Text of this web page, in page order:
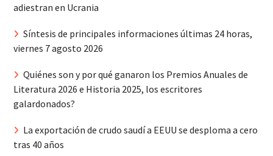
adiestran en Ucrania
Síntesis de principales informaciones últimas 24 horas,
viernes 7 agosto 2026
Quiénes son y por qué ganaron los Premios Anuales de
Literatura 2026 e Historia 2025, los escritores
galardonados?
La exportación de crudo saudí a EEUU se desploma a cero
tras 40 años